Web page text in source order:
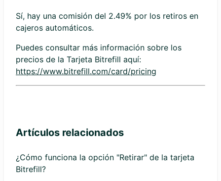
Sí, hay una comisión del 2.49% por los retiros en
cajeros automáticos.
Puedes consultar más información sobre los
precios de la Tarjeta Bitrefill aquí:
https://www.bitrefill.com/card/pricing
Artículos relacionados
¿Cómo funciona la opción "Retirar" de la tarjeta
Bitrefill?